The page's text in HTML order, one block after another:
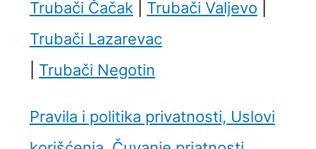
Trubači Čačak| Trubači Valjevo
Trubači Lazarevac
Trubači Negotin
Pravila i politika privatnosti, Uslovi